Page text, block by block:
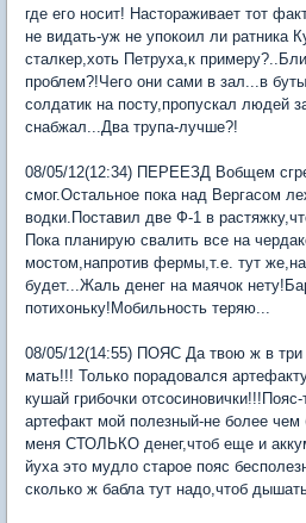
где его носит! Настораживает тот
не видать-уж не упокоил ли ратника
сталкер,хоть Петруха,к
проблем?!Чего они сами в зал...в
солдатик на посту,пропускал людей
снабжал...Два трупа-лучше?!
08/05/12(12:34) ПЕРЕЕЗД Вобщем
смог.Остальное пока над Вергасом
водки.Поставил две Ф-1 в
Пока планирую свалить все на
мостом,напротив фермы,т.е. тут
будет...Жаль денег на маячок
потихоньку!Мобильность теряю...
08/05/12(14:55) ПОЯС Да твою ж в три
мать!!! Только порадовался
кушай грибочки
артефакт мой полезный-не более
меня СТОЛЬКО денег,чтоб еще и
йуха это мудло старое пояс
сколько ж бабла тут надо,чтоб